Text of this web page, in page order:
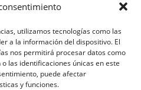
utilizamos tecnologías como las
a la información del dispositivo. El
nos permitirá procesar datos como
las identificaciones únicas en este
puede afectar
y funciones.
es si la gasolina 98